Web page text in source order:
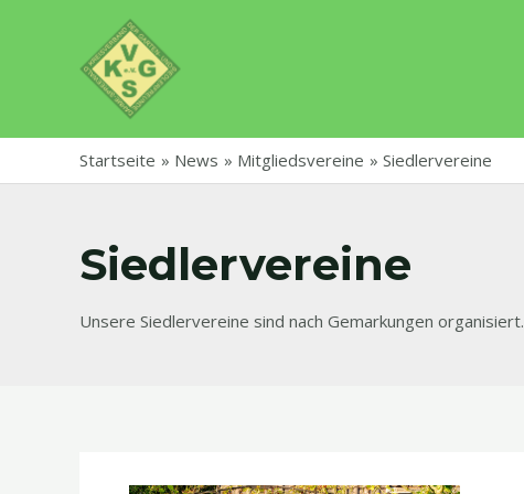
Startseite News Mitgliedsvereine Siedlervereine
Siedlervereine
Unsere Siedlervereine sind nach Gemarkungen organisiert.